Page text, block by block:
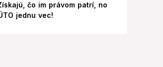
čo im právom patrí, no
jednu vec!